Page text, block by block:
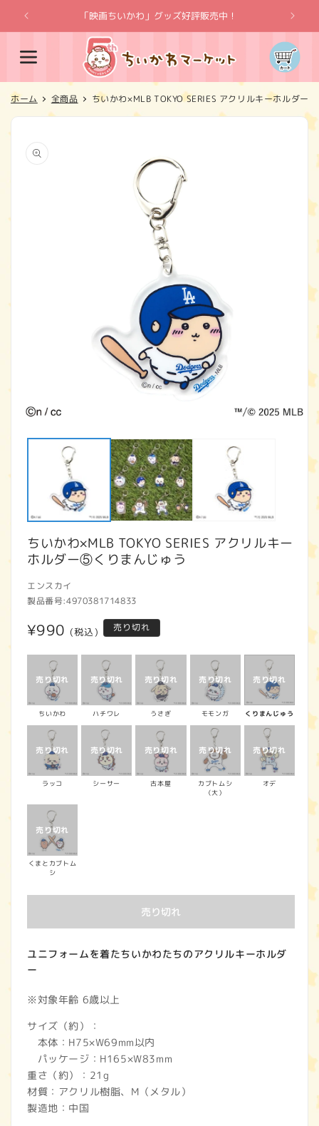
ンツに
進む
「映画ちいかわ」グッズ好評販売中！
カ
ー
ト
ホーム 全商品 ちいかわ×MLB TOKYO SERIES アクリルキーホルダー
報にス
キップ
ちいかわ×MLB TOKYO SERIES アクリルキー
ホルダー⑤くりまんじゅう
エンスカイ
製品番号:4970381714833
通
常
価
¥990 (税込) 売り切れ
ちいかわ ハチワレ うさぎ モモンガ くりまんじゅう
ラッコ シーサー 古本屋
カブトムシ
（大）
オデ
くまとカブトム
シ
売り切れ
ユニフォームを着たちいかわたちのアクリルキーホルダ
ー
※対象年齢 6歳以上
サイズ（約）：
本体：H75×W69mm以内
パッケージ：H165×W83mm
重さ（約）：21g
材質：アクリル樹脂、M（ メタル）
製造地：中国